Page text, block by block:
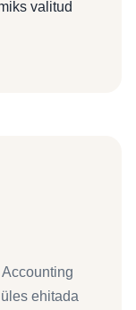
valitud
ehitada